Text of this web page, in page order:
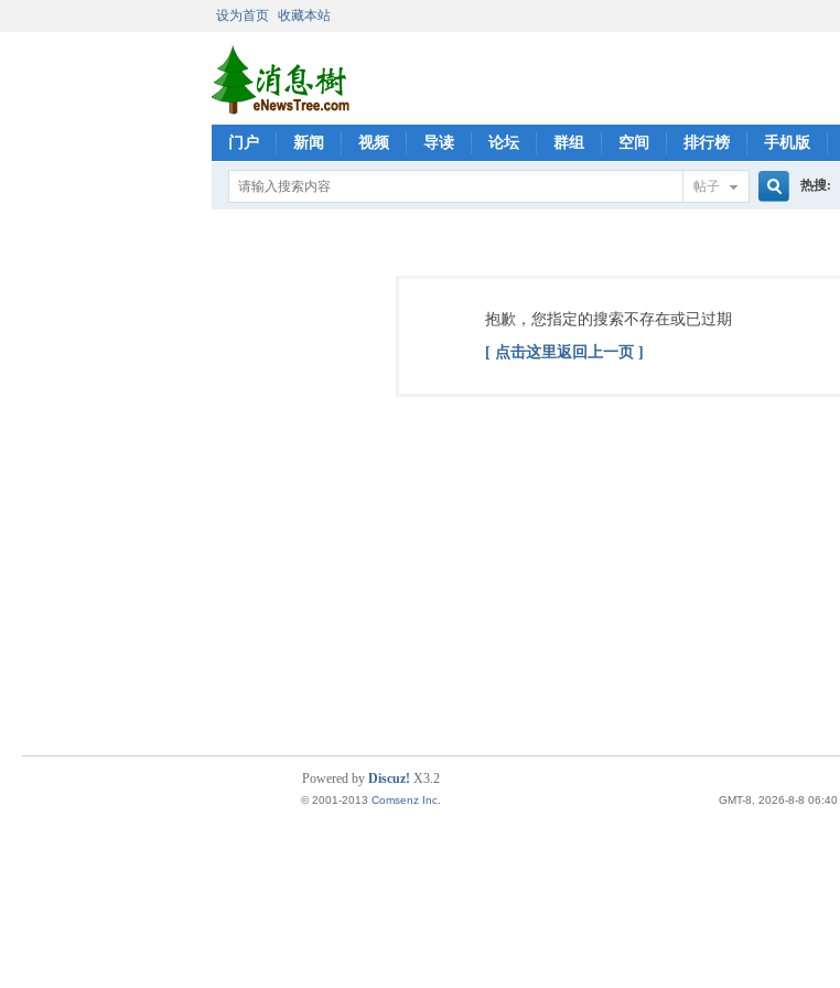
设为首页 收藏本站
门户 新闻 视频 导读 论坛 群组 空间 排行榜 手机版
帖子 热搜:
抱歉，您指定的搜索不存在或已过期
[ 点击这里返回上一页 ]
GMT-8, 2026-8-8 06:40
Powered by Discuz! X3.2
© 2001-2013 Comsenz Inc.